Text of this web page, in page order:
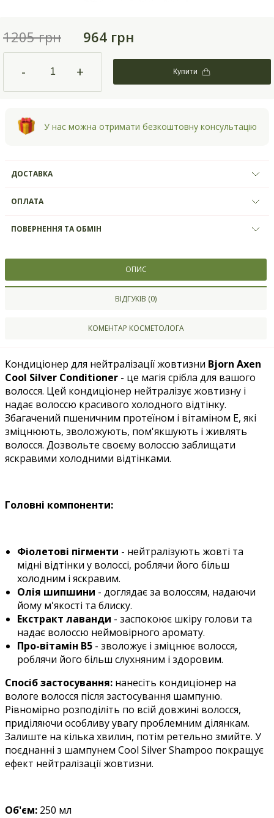
1205 грн 964 грн
- + Купити
У нас можна отримати безкоштовну консультацію
ДОСТАВКА
ОПЛАТА
ПОВЕРНЕННЯ ТА ОБМІН
ОПИС
ВІДГУКІВ (0)
КОМЕНТАР КОСМЕТОЛОГА
Кондиціонер для нейтралізації жовтизни Bjorn Axen
Cool Silver Conditioner - це магія срібла для вашого
волосся. Цей кондиціонер нейтралізує жовтизну і
надає волоссю красивого холодного відтінку.
Збагачений пшеничним протеїном і вітаміном Е, які
зміцнюють, зволожують, пом'якшують і живлять
волосся. Дозвольте своєму волоссю заблищати
яскравими холодними відтінками.
Головні компоненти:
Фіолетові пігменти - нейтралізують жовті та
мідні відтінки у волоссі, роблячи його більш
холодним і яскравим.
Олія шипшини - доглядає за волоссям, надаючи
йому м'якості та блиску.
Екстракт лаванди - заспокоює шкіру голови та
надає волоссю неймовірного аромату.
Про-вітамін В5 - зволожує і зміцнює волосся,
роблячи його більш слухняним і здоровим.
Спосіб застосування: нанесіть кондиціонер на
вологе волосся після застосування шампуню.
Рівномірно розподіліть по всій довжині волосся,
приділяючи особливу увагу проблемним ділянкам.
Залиште на кілька хвилин, потім ретельно змийте. У
поєднанні з шампунем Cool Silver Shampoo покращує
ефект нейтралізації жовтизни.
Об'єм: 250 мл